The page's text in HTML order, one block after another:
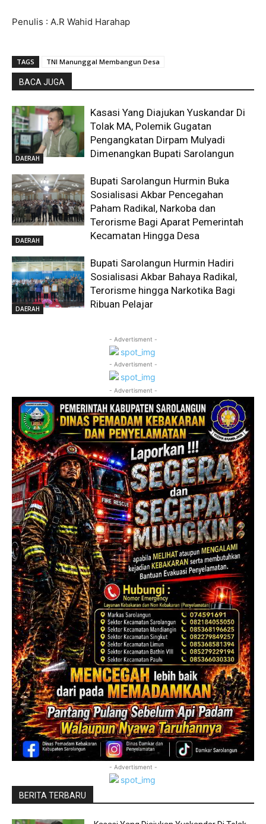
Penulis : A.R Wahid Harahap
TAGS TNI Manunggal Membangun Desa
BACA JUGA
DAERAH
Kasasi Yang Diajukan Yuskandar Di
Tolak MA, Polemik Gugatan
Pengangkatan Dirpam Mulyadi
Dimenangkan Bupati Sarolangun
DAERAH
Bupati Sarolangun Hurmin Buka
Sosialisasi Akbar Pencegahan
Paham Radikal, Narkoba dan
Terorisme Bagi Aparat Pemerintah
Kecamatan Hingga Desa
DAERAH
Bupati Sarolangun Hurmin Hadiri
Sosialisasi Akbar Bahaya Radikal,
Terorisme hingga Narkotika Bagi
Ribuan Pelajar
- Advertisment -
- Advertisment -
- Advertisment -
- Advertisment -
BERITA TERBARU